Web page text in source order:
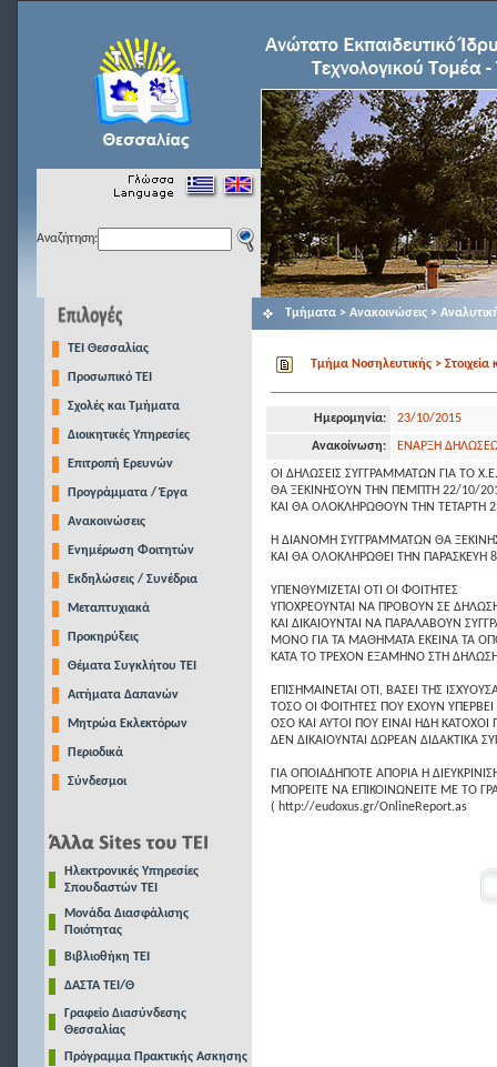
Αναζήτηση:
TEI Θεσσαλίας
Προσωπικό ΤΕΙ
Σχολές και Τμήματα
Διοικητικές Υπηρεσίες
Επιτροπή Ερευνών
Προγράμματα / Έργα
Ανακοινώσεις
Ενημέρωση Φοιτητών
Εκδηλώσεις / Συνέδρια
Μεταπτυχιακά
Προκηρύξεις
Θέματα Συγκλήτου ΤΕΙ
Αιτήματα Δαπανών
Μητρώα Εκλεκτόρων
Περιοδικά
Σύνδεσμοι
Ηλεκτρονικές Υπηρεσίες
Σπουδαστών ΤΕΙ
Μονάδα Διασφάλισης
Ποιότητας
Βιβλιοθήκη ΤΕΙ
ΔΑΣΤΑ ΤΕΙ/Θ
Γραφείο Διασύνδεσης
Θεσσαλίας
Πρόγραμμα Πρακτικής Ασκησης
Τμήματα > Ανακοινώσεις >
Τμήμα Νοσηλευτικής > Στοιχεία
Ημερομηνία: 23/10/2015
Ανακοίνωση: EΝΑΡΞΗ
ΟΙ ΔΗΛΩΣΕΙΣ ΣΥΓΓΡΑΜΜΑΤΩΝ ΓΙΑ ΤΟ
ΘΑ ΞΕΚΙΝΗΣΟΥΝ ΤΗΝ ΠΕΜΠΤΗ 22/10/
ΚΑΙ ΘΑ ΟΛΟΚΛΗΡΩΘΟΥΝ ΤΗΝ ΤΕΤΑΡΤΗ
Η ΔΙΑΝΟΜΗ ΣΥΓΓΡΑΜΜΑΤΩΝ ΘΑ
ΚΑΙ ΘΑ ΟΛΟΚΛΗΡΩΘΕΙ ΤΗΝ ΠΑΡΑΣΚΕΥΗ
ΥΠΕΝΘΥΜΙΖΕΤΑΙ ΟΤΙ ΟΙ ΦΟΙΤΗΤΕΣ
ΥΠΟΧΡΕΟΥΝΤΑΙ ΝΑ ΠΡΟΒΟΥΝ ΣΕ
ΚΑΙ ΔΙΚΑΙΟΥΝΤΑΙ ΝΑ ΠΑΡΑΛΑΒΟΥΝ
ΜΟΝΟ ΓΙΑ ΤΑ ΜΑΘΗΜΑΤΑ ΕΚΕΙΝΑ ΤΑ
ΚΑΤΑ ΤΟ ΤΡΕΧΟΝ ΕΞΑΜΗΝΟ ΣΤΗ
ΕΠΙΣΗΜΑΙΝΕΤΑΙ ΟΤΙ, ΒΑΣΕΙ ΤΗΣ
ΤΟΣΟ ΟΙ ΦΟΙΤΗΤΕΣ ΠΟΥ ΕΧΟΥΝ
ΟΣΟ ΚΑΙ ΑΥΤΟΙ ΠΟΥ ΕΙΝΑΙ ΗΔΗ ΚΑΤΟΧΟΙ
ΔΕΝ ΔΙΚΑΙΟΥΝΤΑΙ ΔΩΡΕΑΝ ΔΙΔΑΚΤΙΚΑ
ΓΙΑ ΟΠΟΙΑΔΗΠΟΤΕ ΑΠΟΡΙΑ Ή
ΜΠΟΡΕΙΤΕ ΝΑ ΕΠΙΚΟΙΝΩΝΕΙΤΕ ΜΕ ΤΟ
( http://eudoxus.gr/OnlineReport.as